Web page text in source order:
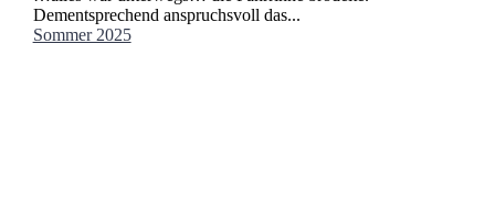
Dementsprechend anspruchsvoll das...
Sommer 2025